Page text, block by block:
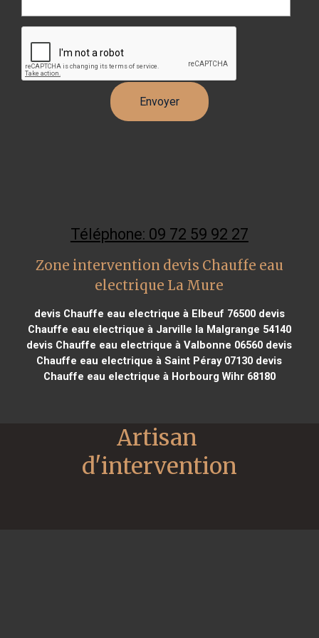
Téléphone: 09 72 59 92 27
Zone intervention devis Chauffe eau
electrique La Mure
devis Chauffe eau electrique à Elbeuf 76500devis
Chauffe eau electrique à Jarville la Malgrange 54140
devis Chauffe eau electrique à Valbonne 06560 devis
Chauffe eau electrique à Saint Péray 07130 devis
Chauffe eau electrique à Horbourg Wihr 68180
Artisan
d'intervention